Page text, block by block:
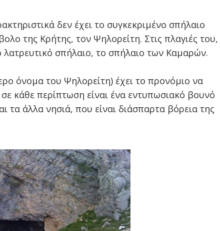
δεν έχει το συγκεκριμένο σπήλαιο
της Κρήτης, τον Ψηλορείτη. Στις πλαγιές του,
λατρευτικό σπήλαιο, το σπήλαιο των Καμαρών.
όνομα του Ψηλορείτη) έχει το προνόμιο να
κάθε περίπτωση είναι ένα εντυπωσιακό βουνό
τα άλλα νησιά, που είναι διάσπαρτα βόρεια της